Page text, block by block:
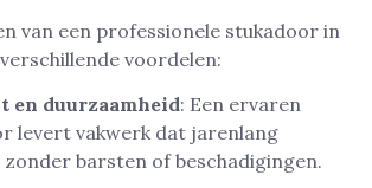
van een professionele stukadoor in
voordelen:
en duurzaamheid: Een ervaren
levert vakwerk dat jarenlang
zonder barsten of beschadigingen.